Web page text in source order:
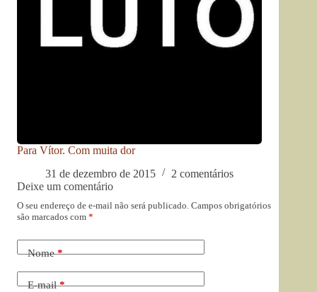
Para Vítor. Com muita dor
31 de dezembro de 2015
2 comentários
Deixe um comentário
O seu endereço de e-mail não será publicado. Campos obrigatórios
são marcados com *
Nome*
E-mail*